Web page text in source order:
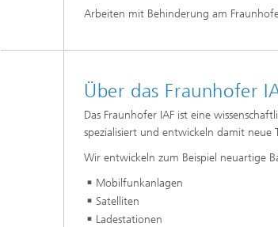
Arbeiten mit Behinderung am
Über das Fraunhofer
Das Fraunhofer IAF ist eine
spezialisiert und entwickeln damit neue
Wir entwickeln zum Beispiel neuartige
Mobilfunkanlagen
Satelliten
Ladestationen